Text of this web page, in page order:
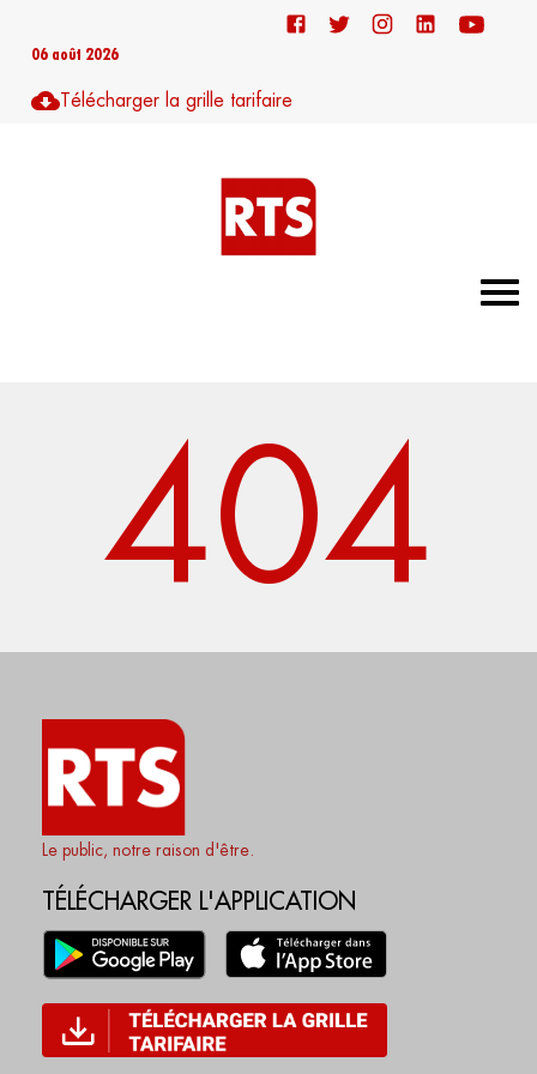
06 août 2026
Télécharger la grille tarifaire
404
Le public, notre raison d'être.
TÉLÉCHARGER L'APPLICATION